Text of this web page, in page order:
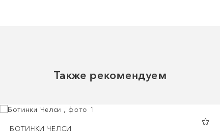
Также рекомендуем
БОТИНКИ ЧЕЛСИ